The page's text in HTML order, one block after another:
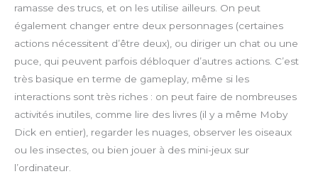
f
u
l
s
c
a
d
ramasse des trucs, et on les utilise ailleurs. On peut
également changer entre deux personnages (certaines
actions nécessitent d’être deux), ou diriger un chat ou une
puce, qui peuvent parfois débloquer d’autres actions. C’est
très basique en terme de gameplay, même si les
interactions sont très riches : on peut faire de nombreuses
activités inutiles, comme lire des livres (il y a même Moby
Dick en entier), regarder les nuages, observer les oiseaux
ou les insectes, ou bien jouer à des mini-jeux sur
l’ordinateur.